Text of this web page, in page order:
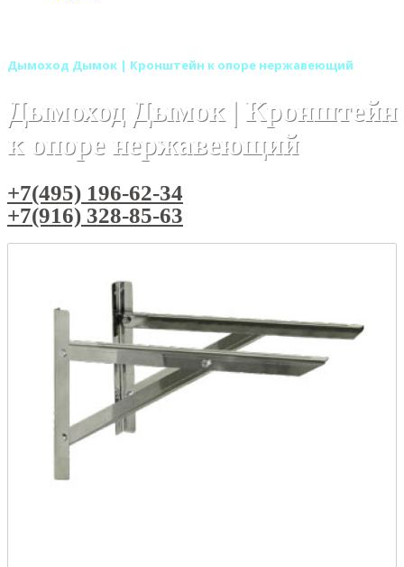
Дымоход Дымок | Кронштейн к опоре нержавеющий
Дымоход Дымок | Кронштейн
к опоре нержавеющий
+7(495) 196-62-34
+7(916) 328-85-63